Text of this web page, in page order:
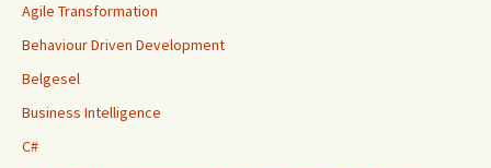
Agile Transformation
Behaviour Driven Development
Belgesel
Business Intelligence
C#